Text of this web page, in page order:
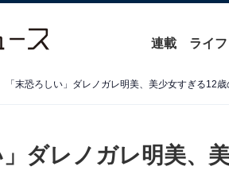
連載 ライフ
「末恐ろしい」ダレノガレ明美、美少女すぎる12
」ダレノガレ明美、